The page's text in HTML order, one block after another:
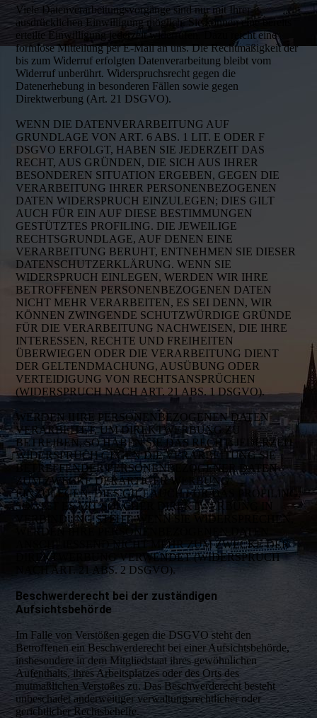
Viele Datenverarbeitungsvorgänge sind nur mit Ihrer
ausdrücklichen Einwilligung möglich. Sie können eine bereits
erteilte Einwilligung jederzeit widerrufen. Dazu reicht eine
formlose Mitteilung per E-Mail an uns. Die Rechtmäßigkeit der
bis zum Widerruf erfolgten Datenverarbeitung bleibt vom
Widerruf unberührt. Widerspruchsrecht gegen die
Datenerhebung in besonderen Fällen sowie gegen
Direktwerbung (Art. 21 DSGVO).
WENN DIE DATENVERARBEITUNG AUF
GRUNDLAGE VON ART. 6 ABS. 1 LIT. E ODER F
DSGVO ERFOLGT, HABEN SIE JEDERZEIT DAS
RECHT, AUS GRÜNDEN, DIE SICH AUS IHRER
BESONDEREN SITUATION ERGEBEN, GEGEN DIE
VERARBEITUNG IHRER PERSONENBEZOGENEN
DATEN WIDERSPRUCH EINZULEGEN; DIES GILT
AUCH FÜR EIN AUF DIESE BESTIMMUNGEN
GESTÜTZTES PROFILING. DIE JEWEILIGE
RECHTSGRUNDLAGE, AUF DENEN EINE
VERARBEITUNG BERUHT, ENTNEHMEN SIE DIESER
DATENSCHUTZERKLÄRUNG. WENN SIE
WIDERSPRUCH EINLEGEN, WERDEN WIR IHRE
BETROFFENEN PERSONENBEZOGENEN DATEN
NICHT MEHR VERARBEITEN, ES SEI DENN, WIR
KÖNNEN ZWINGENDE SCHUTZWÜRDIGE GRÜNDE
FÜR DIE VERARBEITUNG NACHWEISEN, DIE IHRE
INTERESSEN, RECHTE UND FREIHEITEN
ÜBERWIEGEN ODER DIE VERARBEITUNG DIENT
DER GELTENDMACHUNG, AUSÜBUNG ODER
VERTEIDIGUNG VON RECHTSANSPRÜCHEN
(WIDERSPRUCH NACH ART. 21 ABS. 1 DSGVO).
WERDEN IHRE PERSONENBEZOGENEN DATEN
VERARBEITET, UM DIREKTWERBUNG ZU
BETREIBEN, SO HABEN SIE DAS RECHT, JEDERZEIT
WIDERSPRUCH GEGEN DIE VERARBEITUNG SIE
BETREFFENDER PERSONENBEZOGENER DATEN
ZUM ZWECKE DERARTIGER WERBUNG
EINZULEGEN; DIES GILT AUCH FÜR DAS PROFILING,
SOWEIT ES MIT SOLCHER DIREKTWERBUNG IN
VERBINDUNG STEHT. WENN SIE WIDERSPRECHEN,
WERDEN IHRE PERSONENBEZOGENEN DATEN
ANSCHLIESSEND NICHT MEHR ZUM ZWECKE DER
DIREKTWERBUNG VERWENDET (WIDERSPRUCH
NACH ART. 21 ABS. 2 DSGVO).
Beschwerderecht bei der zuständigen
Aufsichtsbehörde
Im Falle von Verstößen gegen die DSGVO steht den
Betroffenen ein Beschwerderecht bei einer Aufsichtsbehörde,
insbesondere in dem Mitgliedstaat ihres gewöhnlichen
Aufenthalts, ihres Arbeitsplatzes oder des Orts des
mutmaßlichen Verstoßes zu. Das Beschwerderecht besteht
unbeschadet anderweitiger verwaltungsrechtlicher oder
gerichtlicher Rechtsbehelfe.